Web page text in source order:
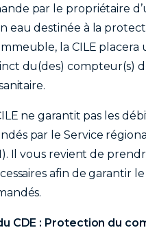
par le propriétaire
eau destinée à la
la CILE placera
du(des) compteur(s)
ne garantit pas les
par le Service régional
Il vous revient de
afin de garantir
CDE : Protection du